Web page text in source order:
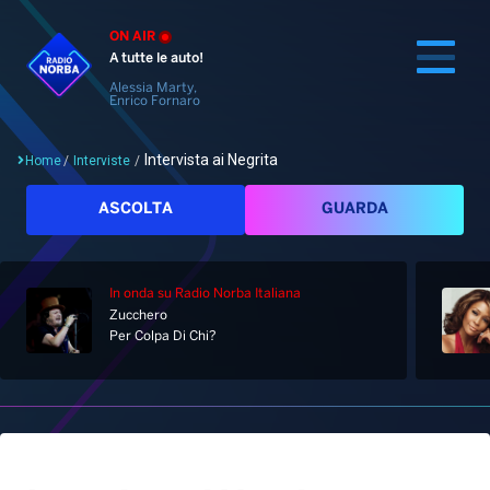
ON AIR
A tutte le auto!
Alessia Marty,
Enrico Fornaro
Cerca
Home
Palinsesto
Notizie
Home/ Interviste / Intervista ai Negrita
ASCOLTA GUARDA
In onda su Radio Norba Italiana
Zucchero
Per Colpa Di Chi?